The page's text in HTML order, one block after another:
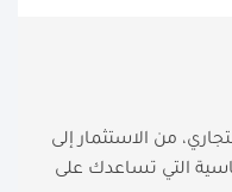
من الاستثمار إلى
التي تساعدك على